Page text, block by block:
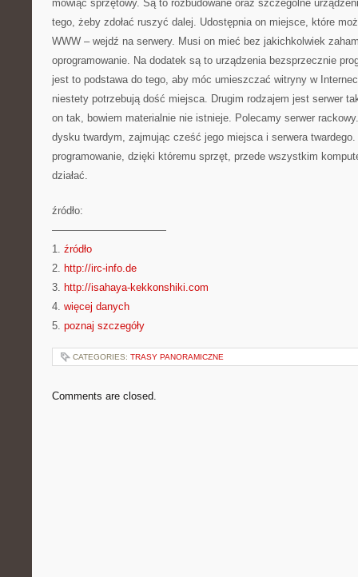
mówiąc sprzętowy. Są to rozbudowane oraz szczególne
tego, żeby zdołać ruszyć dalej. Udostępnia on miejsce, które
WWW – wejdź na serwery. Musi on mieć bez jakichkolwiek
oprogramowanie. Na dodatek są to urządzenia bezsprzecznie
jest to podstawa do tego, aby móc umieszczać witryny w
niestety potrzebują dość miejsca. Drugim rodzajem jest serwer
on tak, bowiem materialnie nie istnieje. Polecamy serwer
dysku twardym, zajmując cześć jego miejsca i serwera
programowanie, dzięki któremu sprzęt, przede wszystkim
działać.
źródło:
———————————
1. źródło
2. http://irc-info.de
3. http://isahaya-kekkonshiki.com
4. więcej danych
5. poznaj szczegóły
CATEGORIES: TRASY PANORAMICZNE
Comments are closed.